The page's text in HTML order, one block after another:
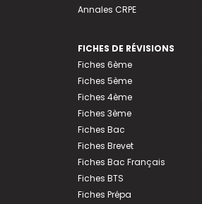
Annales CRPE
FICHES DE RÉVISIONS
Fiches 6ème
Fiches 5ème
Fiches 4ème
Fiches 3ème
Fiches Bac
Fiches Brevet
Fiches Bac Français
Fiches BTS
Fiches Prépa